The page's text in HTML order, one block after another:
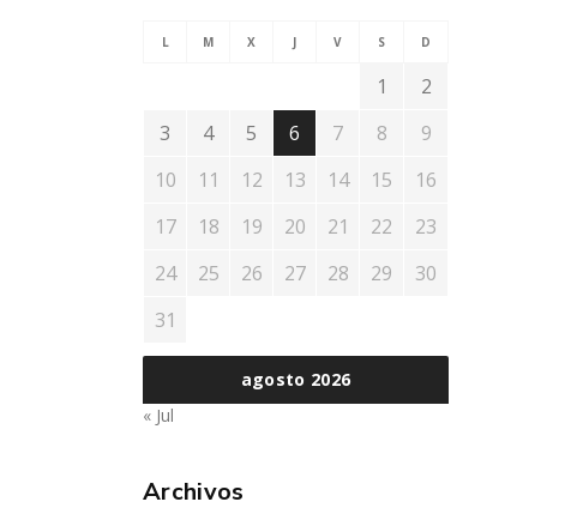
agosto 2026
L M X J V S D
1
2
3
4 5 6 7 8
9
10
11 12 13 14 15
16
17
18 19 20 21 22
23
24
25 26 27 28 29
30
31
« Jul
Archivos